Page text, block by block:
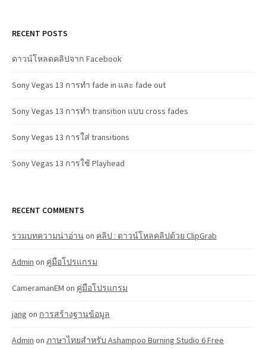
RECENT POSTS
ดาวน์โหลดคลิปจาก Facebook
Sony Vegas 13 การทำ fade in และ fade out
Sony Vegas 13 การทำ transition แบบ cross fades
Sony Vegas 13 การใส่ transitions
Sony Vegas 13 การใช้ Playhead
RECENT COMMENTS
รวมบทความน่าอ่านon คลิป : ดาวน์โหลคลิปด้วย ClipGrab
Admin on คู่มือโปรแกรม
CameramanEM on คู่มือโปรแกรม
jang on การสร้างฐานข้อมูล
Admin on ภาษาไทยสำหรับ Ashampoo Burning Studio 6 Free